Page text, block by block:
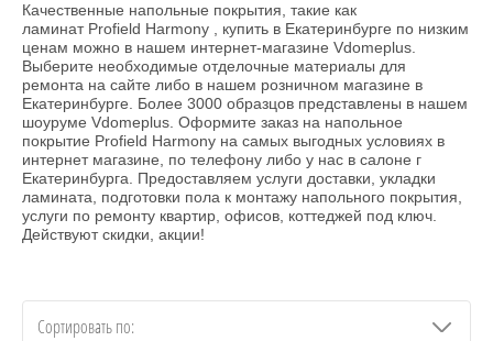
Качественные напольные покрытия, такие как
ламинат Profield Harmony , купить в Екатеринбурге по низким
ценам можно в нашем интернет-магазине Vdomeplus.
Выберите необходимые отделочные материалы для
ремонта на сайте либо в нашем розничном магазине в
Екатеринбурге. Более 3000 образцов представлены в нашем
шоуруме Vdomeplus. Оформите заказ на напольное
покрытие Profield Harmony на самых выгодных условиях в
интернет магазине, по телефону либо у нас в салоне г
Екатеринбурга. Предоставляем услуги доставки, укладки
ламината, подготовки пола к монтажу напольного покрытия,
услуги по ремонту квартир, офисов, коттеджей под ключ.
Действуют скидки, акции!
Сортировать по: